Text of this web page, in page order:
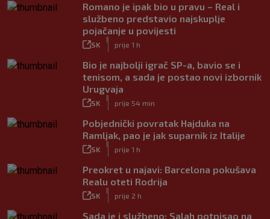
Romano je ipak bio u pravu – Real i
službeno predstavio najskuplje
pojačanje u povijesti
SK prije 1 h
Bio je najbolji igrač SP-a, bavio se i
tenisom, a sada je postao novi izbornik
Urugvaja
SK prije 54 min
Pobjednički povratak Hajduka na
Ramljak, pao je jak suparnik iz Italije
SK prije 1 h
Preokret u najavi: Barcelona pokušava
Realu oteti Rodrija
SK prije 2 h
Sada je i službeno: Salah potpisao na